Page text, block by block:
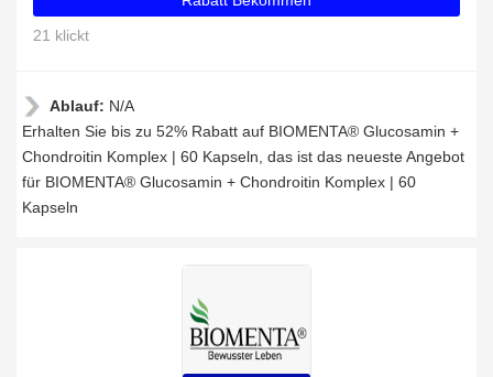
21 klickt
Ablauf: N/A
Erhalten Sie bis zu 52% Rabatt auf BIOMENTA® Glucosamin +
Chondroitin Komplex | 60 Kapseln, das ist das neueste Angebot
für BIOMENTA® Glucosamin + Chondroitin Komplex | 60
Kapseln